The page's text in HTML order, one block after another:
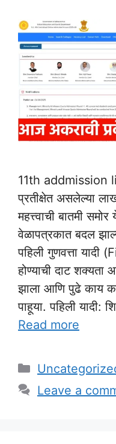
11th addmission
प्रतीक्षेत असलेल्या
महत्त्वाची बातमी
वेळापत्रकात बदल
पहिली गुणवत्ता
होण्याची दाट
झाला आणि पुढे काय
पाहूया. पहिली यादी:
Read more
Categories
Leave a